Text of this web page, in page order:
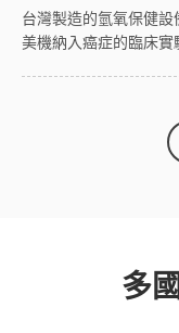
台灣製造的氫氧保健
美機納入癌症的臨床實
多